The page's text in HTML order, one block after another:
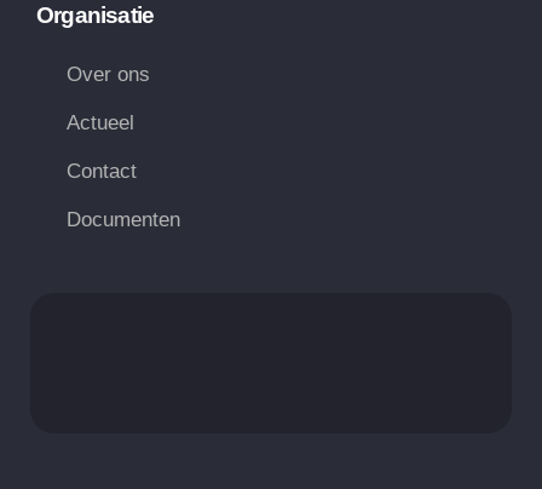
Organisatie
Over ons
Actueel
Contact
Documenten